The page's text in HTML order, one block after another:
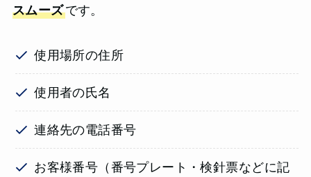
スムーズです。
使用場所の住所
使用者の氏名
連絡先の電話番号
お客様番号（番号プレート・検針票などに記